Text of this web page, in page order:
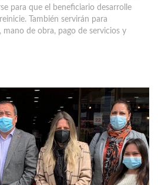
para que el beneficiario desarrolle
También servirán para
mano de obra, pago de servicios y